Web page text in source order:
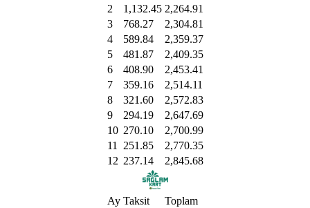
2
1,132.45 2,264.91
3
768.27
2,304.81
4
589.84
2,359.37
5
481.87
2,409.35
6
408.90
2,453.41
7
359.16
2,514.11
8
321.60
2,572.83
9
294.19
2,647.69
10 270.10
2,700.99
11
251.85
2,770.35
12 237.14 2,845.68
Ay Taksit
Toplam